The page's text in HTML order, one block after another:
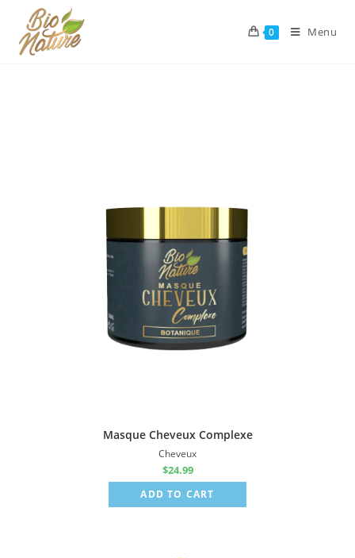
0 Menu
Masque Cheveux Complexe
Cheveux
$24.99
ADD TO CART